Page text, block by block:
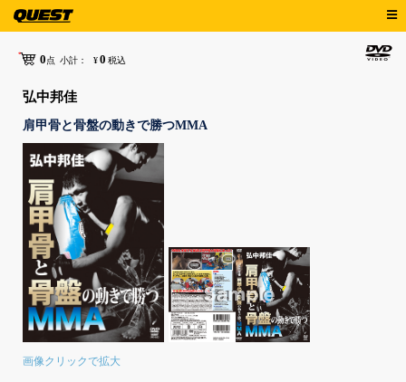
0点 小計： ¥0 税込
弘中邦佳
肩甲骨と骨盤の動きで勝つMMA
画像クリックで拡大